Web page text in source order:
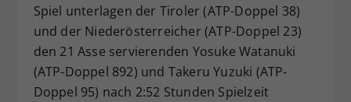
Spiel unterlagen der Tiroler (ATP-Doppel 38)
und der Niederösterreicher (ATP-Doppel 23)
den 21 Asse servierenden Yosuke Watanuki
(ATP-Doppel 892) und Takeru Yuzuki (ATP-
Doppel 95) nach 2:52 Stunden Spielzeit